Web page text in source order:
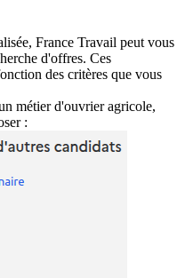
France Travail peut vous
d'offres. Ces
des critères que vous
métier d'ouvrier agricole,
: